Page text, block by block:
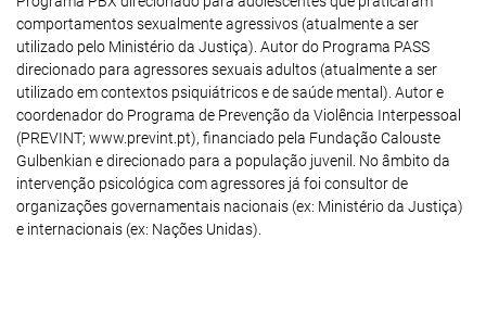
comportamentos sexualmente agressivos (atualmente a ser
utilizado pelo Ministério da Justiça). Autor do Programa PASS
direcionado para agressores sexuais adultos (atualmente a ser
utilizado em contextos psiquiátricos e de saúde mental). Autor e
coordenador do Programa de Prevenção da Violência Interpessoal
(PREVINT; www.prevint.pt), financiado pela Fundação Calouste
Gulbenkian e direcionado para a população juvenil. No âmbito da
intervenção psicológica com agressores já foi consultor de
organizações governamentais nacionais (ex: Ministério da Justiça)
e internacionais (ex: Nações Unidas).